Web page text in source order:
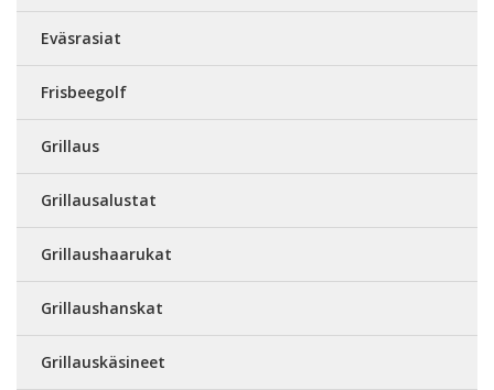
Eväsrasiat
Frisbeegolf
Grillaus
Grillausalustat
Grillaushaarukat
Grillaushanskat
Grillauskäsineet